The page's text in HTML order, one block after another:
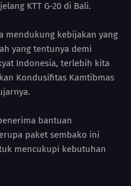
KTT G-20 di Bali.
mendukung kebijakan yang
yang tentunya demi
Indonesia, terlebih kita
Kondusifitas Kamtibmas
bantuan
paket sembako ini
mencukupi kebutuhan